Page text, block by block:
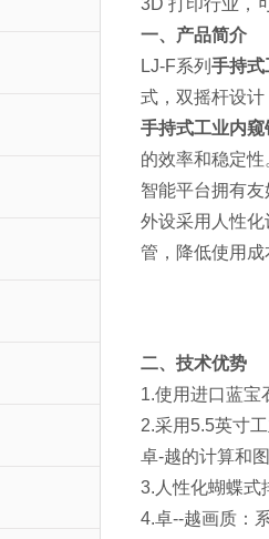
3D 打印行业，
一、产品简介
LJ-F系列手持式
式，双摇杆设
手持式工业内窥
的效率和稳定性
智能平台拥有
外设采用人性
管，降低使用成
二、技术优势
1.使用进口蓝宝
2.采用5.5英寸
卓-越的计算和
3.人性化蝴蝶式
4.卓--越画质：